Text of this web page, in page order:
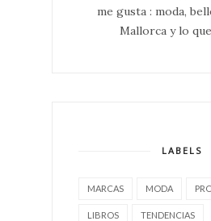
me gusta : moda,
Mallorca y lo
LABELS
MARCAS MODA
LIBROS TENDENCIAS